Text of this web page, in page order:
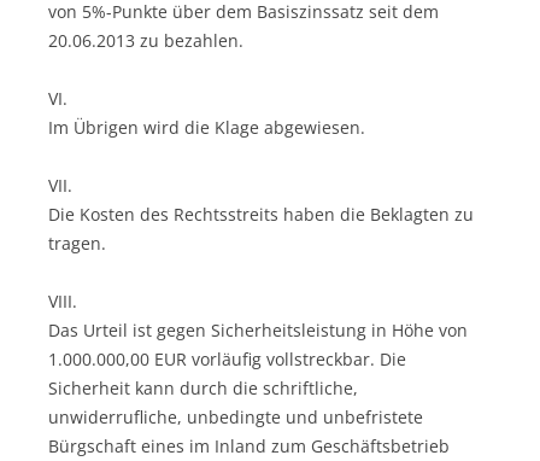
von 5%-Punkte über dem Basiszinssatz seit dem
20.06.2013 zu bezahlen.
VI.
Im Übrigen wird die Klage abgewiesen.
VII.
Die Kosten des Rechtsstreits haben die Beklagten zu
tragen.
VIII.
Das Urteil ist gegen Sicherheitsleistung in Höhe von
1.000.000,00 EUR vorläufig vollstreckbar. Die
Sicherheit kann durch die schriftliche,
unwiderrufliche, unbedingte und unbefristete
Bürgschaft eines im Inland zum Geschäftsbetrieb